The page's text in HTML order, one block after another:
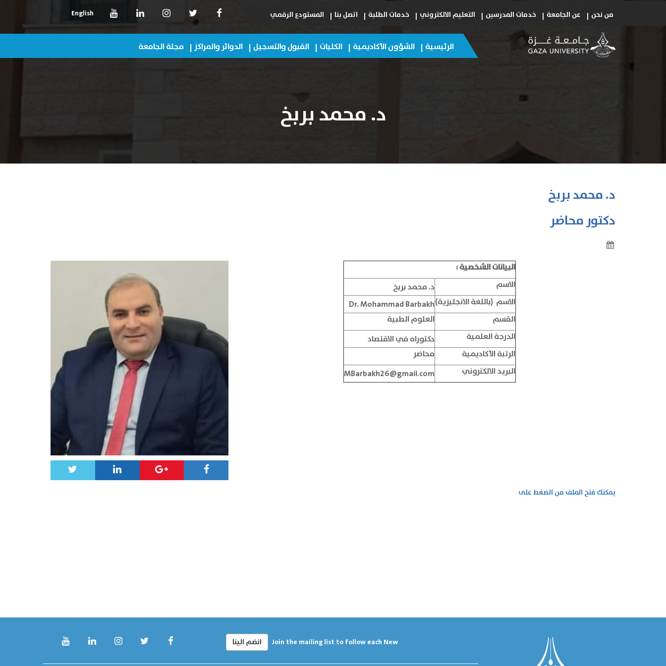
من نحن عن الجامعة خدمات المدرسين التعليم الالكتروني خدمات الطلبة اتصل بنا المستودع الرقمي English
الرئيسية الشؤون الأكاديمية الكليات القبول والتسجيل الدوائر والمراكز مجلة الجامعة
د. محمد بربخ
د. محمد بربخ
دكتور محاضر
البيانات الشخصية:
الاسم
د. محمد بربخ
الاسم (باللغة الانجليزية)Dr. Mohammad Barbakh
القسم
العلوم الطبية
الدرجة العلمية
دكتوراه في الاقتصاد
الرتبة الأكاديمية
محاضر
البريد الالكتروني
MBarbakh26@gmail.com
يمكنك فتح الملف من الضغط على
Join the mailing list to follow each New انضم الينا